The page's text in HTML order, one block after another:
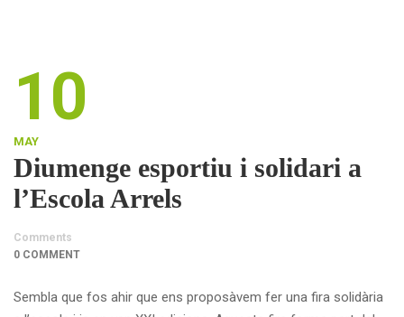
10
MAY
Diumenge esportiu i solidari a
l’Escola Arrels
Comments
0 COMMENT
Sembla que fos ahir que ens proposàvem fer una fira solidària